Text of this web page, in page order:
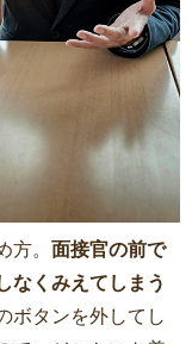
方。 面接官の前で
なくみえてしまう
ボタンを外してし